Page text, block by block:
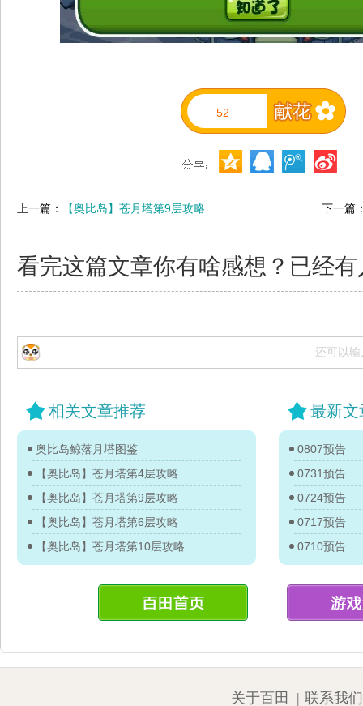
52
上一篇： 【奥比岛】苍月塔第9层攻略 下一篇
看完这篇文章你有啥感想？已经有
还可以输
相关文章推荐
奥比岛鲸落月塔图鉴
【奥比岛】苍月塔第4层攻略
【奥比岛】苍月塔第9层攻略
【奥比岛】苍月塔第6层攻略
【奥比岛】苍月塔第10层攻略
最新文
0807预告
0731预告
0724预告
0717预告
0710预告
关于百田 | 联系我们